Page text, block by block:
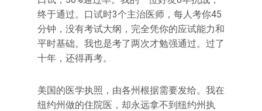
终于通过。口试时3个主治医师，每人考你45
分钟，没有考试大纲，完全凭你的应试能力和
平时基础。我也是考了两次才勉强通过。过了
十年，还得再考。
美国的医学执照，由各州根据需要发给。我在
纽约州做的住院医，却永远拿不到纽约州执